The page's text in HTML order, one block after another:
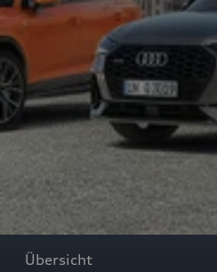
Übersicht